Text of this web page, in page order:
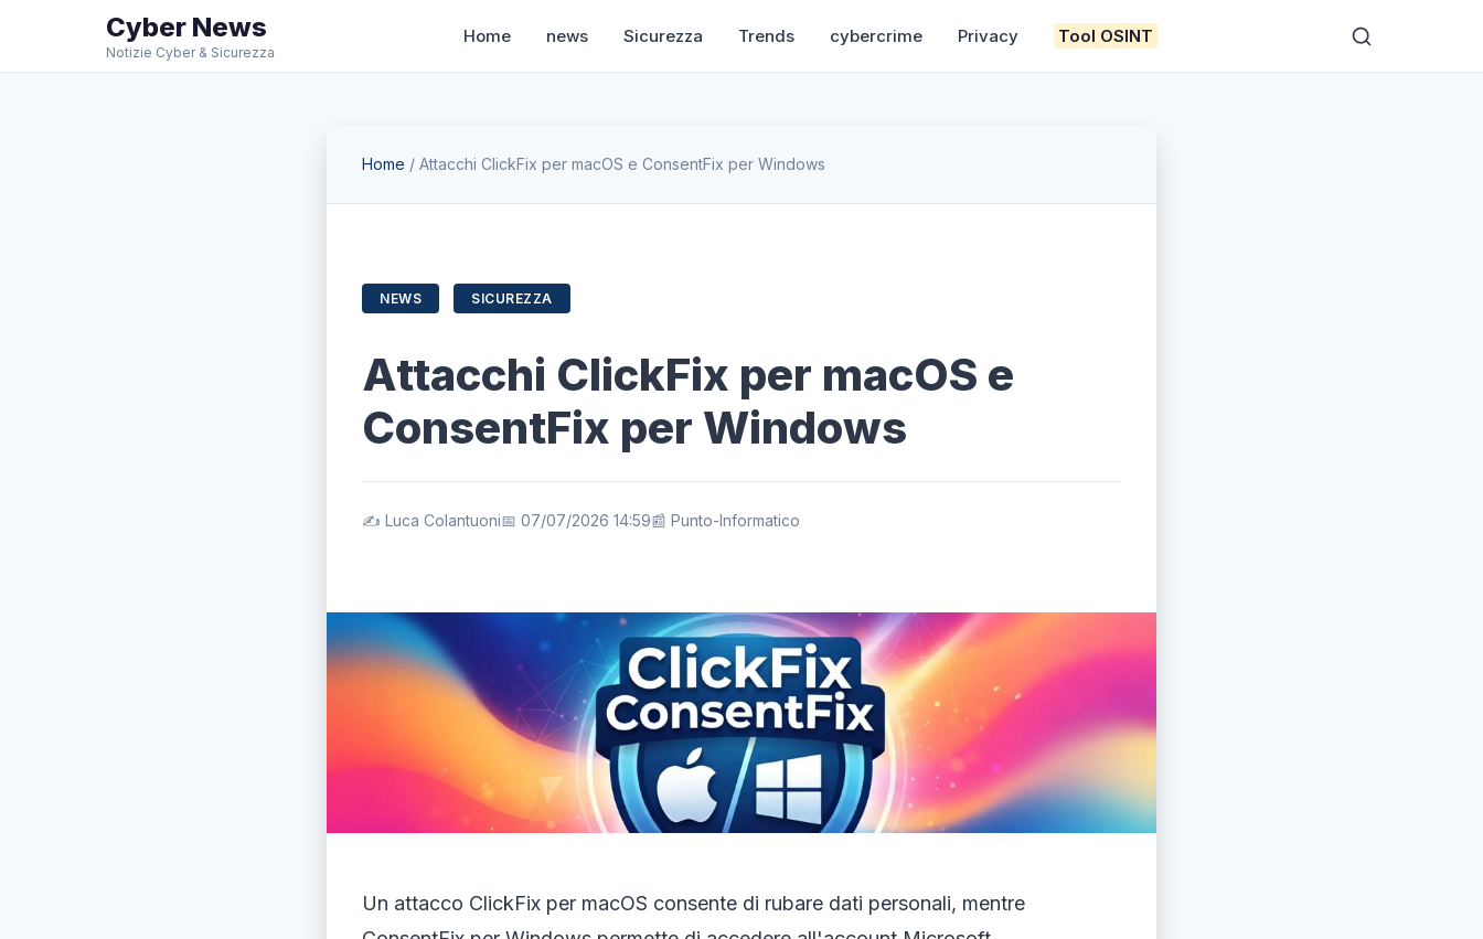
Cyber News
Notizie Cyber & Sicurezza
Home news Sicurezza Trends cybercrime Privacy Tool OSINT
Home / Attacchi ClickFix per macOS e ConsentFix per Windows
NEWS SICUREZZA
Attacchi ClickFix per macOS e
ConsentFix per Windows
✍️ Luca Colantuoni📅 07/07/2026 14:59📰 Punto-Informatico
Un attacco ClickFix per macOS consente di rubare dati personali, mentre